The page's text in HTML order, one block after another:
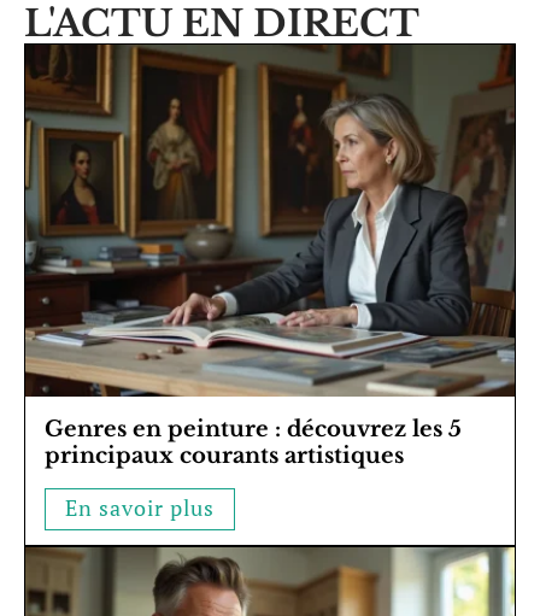
L'ACTU EN DIRECT
Genres en peinture : découvrez les 5
principaux courants artistiques
En savoir plus